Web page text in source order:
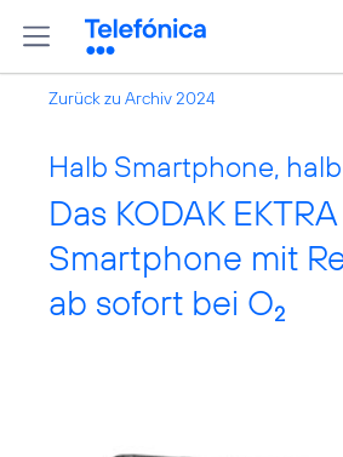
Zurück zu Archiv 2024
Halb Smartphone,
Das KODAK EKTRA
Smartphone mit
ab sofort bei O2